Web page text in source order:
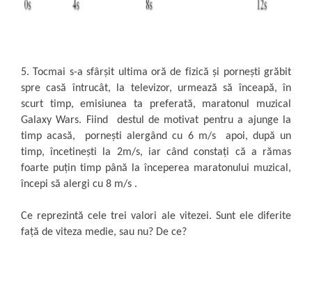
5. Tocmai s-a sfârșit ultima oră de fizică și pornești grăbit
spre casă întrucât, la televizor, urmează să înceapă, în
scurt timp, emisiunea ta preferată, maratonul muzical
Galaxy Wars. Fiind destul de motivat pentru a ajunge la
timp acasă, pornești alergând cu 6 m/s apoi, după un
timp, încetinești la 2m/s, iar când constați că a rămas
foarte puțin timp până la începerea maratonului muzical,
începi să alergi cu 8 m/s .
Ce reprezintă cele trei valori ale vitezei. Sunt ele diferite
față de viteza medie, sau nu? De ce?